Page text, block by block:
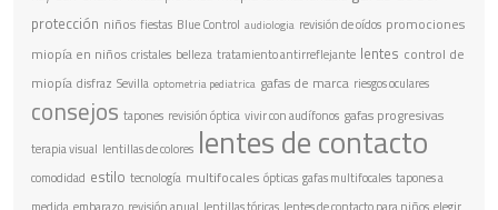
protección niños fiestas Blue Control audiologia revisión de oídos promociones
miopía en niños cristales belleza tratamiento antirreflejante lentes control de
miopía disfraz Sevilla optometria pediatrica gafas de marca riesgos oculares
consejos tapones revisión óptica vivir con audífonos gafas progresivas
terapia visual lentillas de colores lentes de contacto
comodidad estilo tecnología multifocales ópticas gafas multifocales tapones a
medida embarazo revisión anual lentillas tóricas lentes de contacto para niños elegir